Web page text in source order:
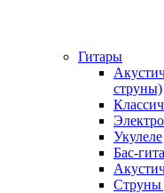
Гитары
струны)
Укулеле
Бас-
Струны